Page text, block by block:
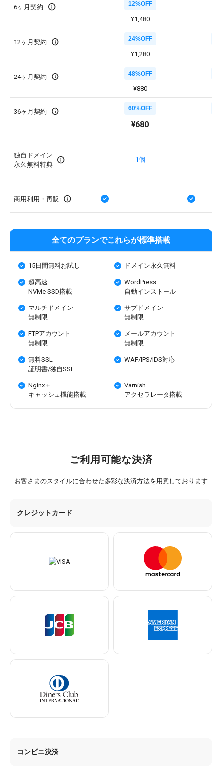
6ヶ月契約 info 12%OFF
¥1,480
12ヶ月契約 info 24%OFF
¥1,280
24ヶ月契約 info 48%OFF
¥880
36ヶ月契約 info 60%OFF
¥680
独自ドメイン
永久無料特典
info 1個
商用利用・再販 info
全てのプランでこれらが標準搭載
15日間無料お試し ドメイン永久無料
超高速
NVMe SSD搭載
WordPress
自動インストール
マルチドメイン
無制限
サブドメイン
無制限
FTPアカウント
無制限
メールアカウント
無制限
無料SSL
証明書/独自SSL
WAF/IPS/IDS対応
Nginx +
キャッシュ機能搭載
Varnish
アクセラレータ搭載
ご利用可能な決済
お客さまのスタイルに合わせた多彩な決済方法を用意しております
クレジットカード
コンビニ決済